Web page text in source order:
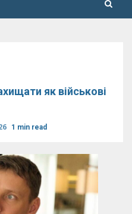
як військові
1 min read